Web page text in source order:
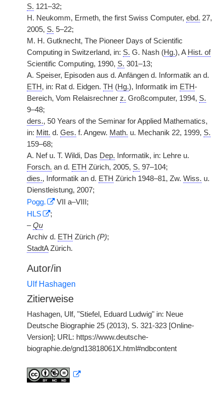
S. 121–32;
H. Neukomm, Ermeth, the first Swiss Computer, ebd. 27,
2005, S. 5–22;
M. H. Gutknecht, The Pioneer Days of Scientific
Computing in Switzerland, in: S. G. Nash (Hg.), A Hist. of
Scientific Computing, 1990, S. 301–13;
A. Speiser, Episoden aus d. Anfängen d. Informatik an d.
ETH, in: Rat d. Eidgen. TH (Hg.), Informatik im ETH-
Bereich, Vom Relaisrechner z. Großcomputer, 1994, S.
9–48;
ders., 50 Years of the Seminar for Applied Mathematics,
in: Mitt. d. Ges. f. Angew. Math. u. Mechanik 22, 1999, S.
159–68;
A. Nef u. T. Wildi, Das Dep. Informatik, in: Lehre u.
Forsch. an d. ETH Zürich, 2005, S. 97–104;
dies., Informatik an d. ETH Zürich 1948–81, Zw. Wiss. u.
Dienstleistung, 2007;
Pogg.
VII a–VIII;
HLS
;
–Qu
Archiv d. ETH Zürich (P);
StadtAZürich.
Autor/in
Ulf Hashagen
Zitierweise
Hashagen, Ulf, "Stiefel, Eduard Ludwig" in: Neue
Deutsche Biographie 25 (2013), S. 321-323 [Online-
Version]; URL: https://www.deutsche-
biographie.de/gnd13818061X.html#ndbcontent